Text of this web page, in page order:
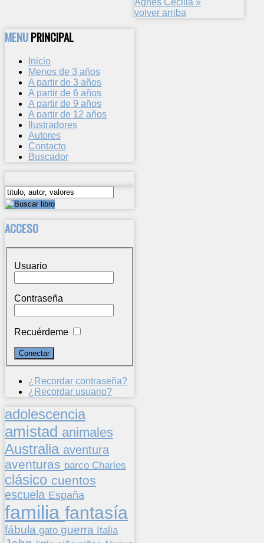
volver arriba
MENUPRINCIPAL
Inicio
Menos de 3 años
A partir de 3 años
A partir de 6 años
A partir de 9 años
A partir de 12 años
Ilustradores
Autores
Contacto
Buscador
ACCESO
Usuario
Contraseña
Recuérdeme
¿Recordar contraseña?
¿Recordar usuario?
adolescencia
amistad animales
Australia aventura
aventuras barco Charles
clásico cuentos
escuela España
familia fantasía
fábula gato guerra Italia